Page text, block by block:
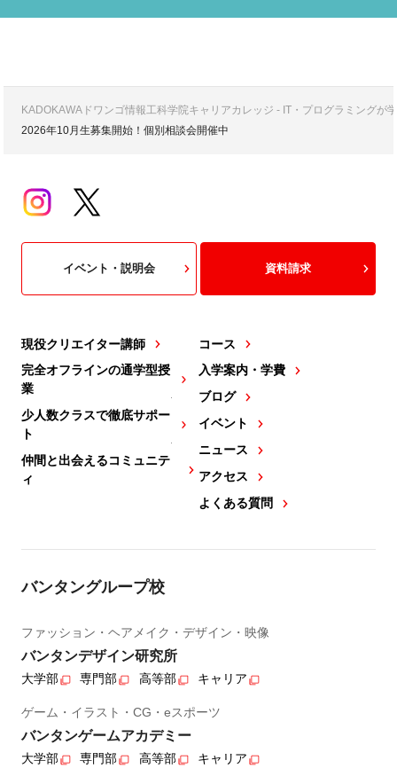
KADOKAWAドワンゴ情報工科学院キャリアカレッジ - IT・プログラミングが
2026年10月生募集開始！個別相談会開催中
現役クリエイター講師
完全オフラインの通学型授
業
少人数クラスで徹底サポー
ト
仲間と出会えるコミュニテ
ィ
コース
入学案内・学費
ブログ
イベント
ニュース
アクセス
よくある質問
イベント・説明会 資料請求
バンタングループ校
ファッション・ヘアメイク・デザイン・映像
バンタンデザイン研究所
大学部 専門部 高等部 キャリア
ゲーム・イラスト・CG・eスポーツ
バンタンゲームアカデミー
大学部 専門部 高等部 キャリア